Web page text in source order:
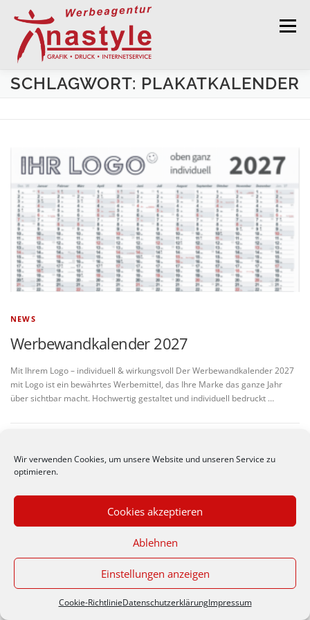
Wir verwenden Cookies, um unsere Website und unseren Service zu
optimieren.
Cookies akzeptieren
Ablehnen
Einstellungen anzeigen
Cookie-RichtlinieDatenschutzerklärungImpressum
Zum Inhalt springen
Menü
WEBDESIGN KONTAKT
SCHLAGWORT: PLAKATKALENDER
NEWS
Werbewandkalender 2027
Mit Ihrem Logo – individuell & wirkungsvoll Der Werbewandkalender 2027
mit Logo ist ein bewährtes Werbemittel, das Ihre Marke das ganze Jahr
über sichtbar macht. Hochwertig gestaltet und individuell bedruckt …
Zeppelinstr. 30/1, 70806 Kornwestheim (Germany), Telefon
07154 / 185961
der Seite stimmst du der
Verwendung von Cookies
zu.Datenschutzerklärung
Akzeptieren